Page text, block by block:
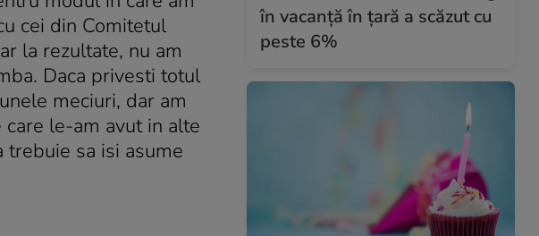
cei din Comitetul
la rezultate, nu am
Daca privesti totul
meciuri, dar am
le-am avut in alte
sa isi asume
în vacanță în țară a scăzut cu
peste 6%